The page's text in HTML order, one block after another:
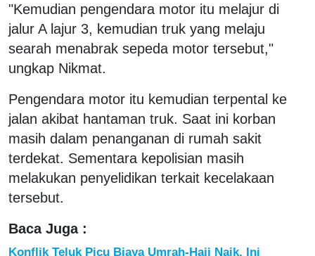
"Kemudian pengendara motor itu melajur di
jalur A lajur 3, kemudian truk yang melaju
searah menabrak sepeda motor tersebut,"
ungkap Nikmat.
Pengendara motor itu kemudian terpental ke
jalan akibat hantaman truk. Saat ini korban
masih dalam penanganan di rumah sakit
terdekat. Sementara kepolisian masih
melakukan penyelidikan terkait kecelakaan
tersebut.
Baca Juga :
Konflik Teluk Picu Biaya Umrah-Haji Naik, Ini